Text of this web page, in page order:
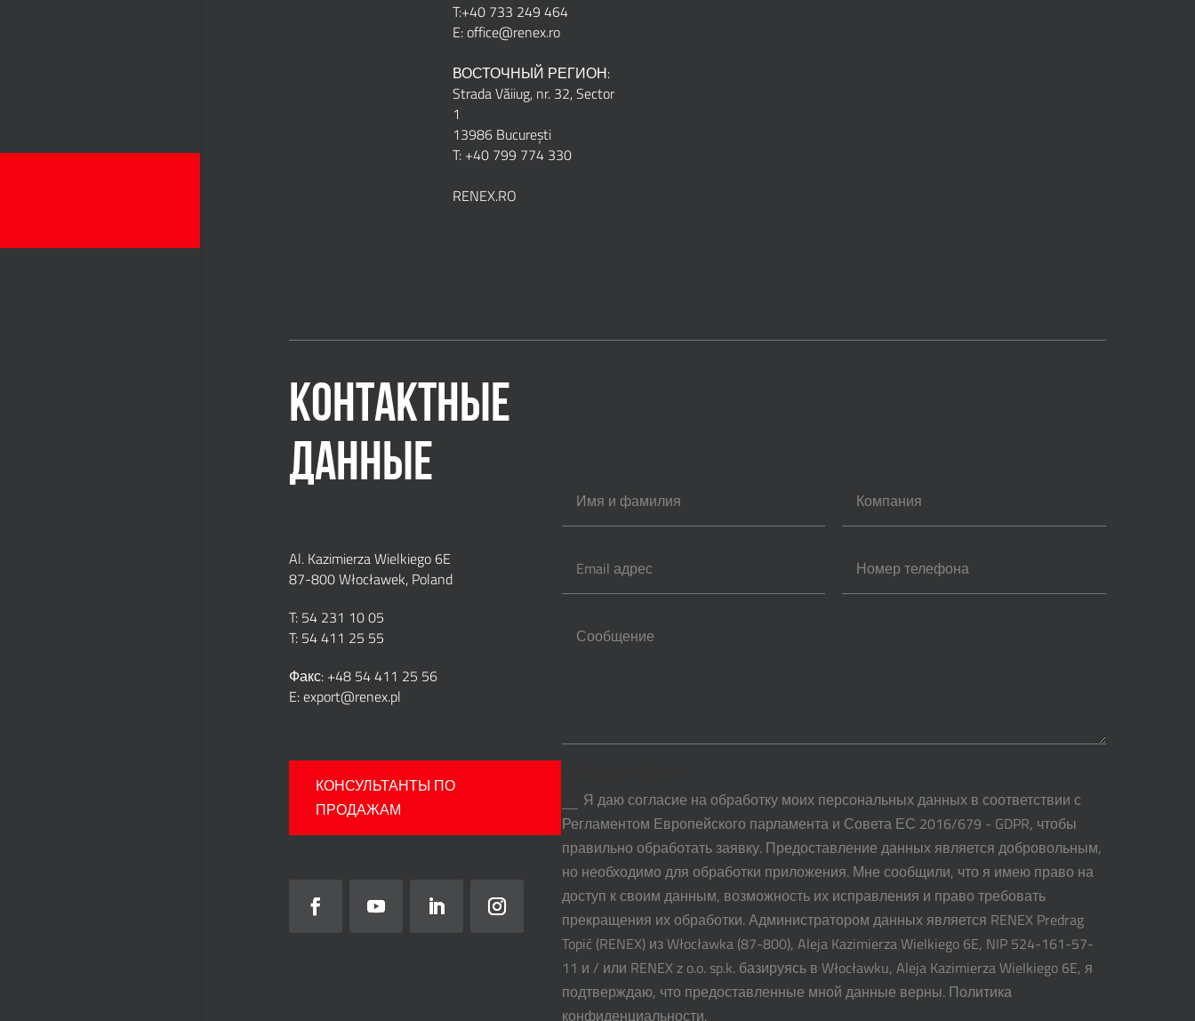
T:+40 733 249 464
E: office@renex.ro
ВОСТОЧНЫЙ РЕГИОН:
Strada Văiiug, nr. 32, Sector
1
13986 București
T: +40 799 774 330
RENEX.RO
КОНТАКТНЫЕ
ДАННЫЕ
Al. Kazimierza Wielkiego 6E
87-800 Włocławek, Poland
T: 54 231 10 05
T: 54 411 25 55
Факс: +48 54 411 25 56
E:export@renex.pl
КОНСУЛЬТАНТЫ ПО
ПРОДАЖАМ
Я даю согласие на обработку моих персональных данных в соответствии с
Регламентом Европейского парламента и Совета ЕС 2016/679 - GDPR, чтобы
правильно обработать заявку. Предоставление данных является добровольным,
но необходимо для обработки приложения. Мне сообщили, что я имею право на
доступ к своим данным, возможность их исправления и право требовать
прекращения их обработки. Администратором данных является RENEX Predrag
Topić (RENEX) из Włocławka (87-800), Aleja Kazimierza Wielkiego 6E, NIP 524-161-57-
11 и / или RENEX z o.o. sp.k. базируясь в Włocławku, Aleja Kazimierza Wielkiego 6E, я
подтверждаю, что предоставленные мной данные верны. Политика
конфиденциальности.